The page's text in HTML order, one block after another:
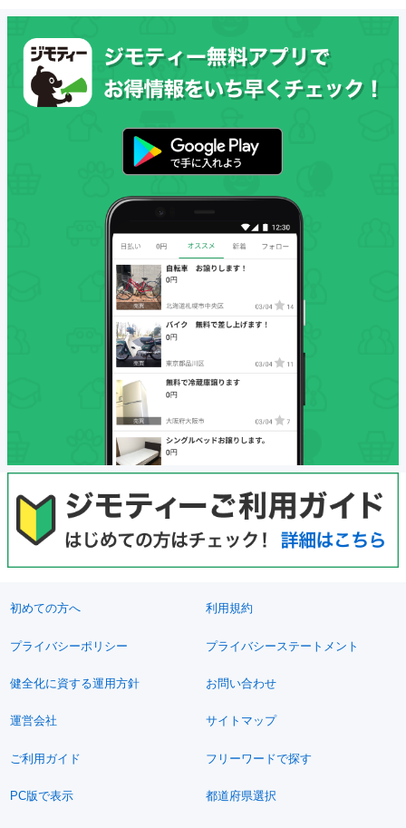
初めての方へ 利用規約
プライバシーポリシー プライバシーステートメント
健全化に資する運用方針 お問い合わせ
運営会社 サイトマップ
ご利用ガイド フリーワードで探す
PC版で表示 都道府県選択